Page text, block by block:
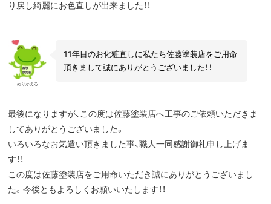
り戻し綺麗にお色直しが出来ました！！
ぬりかえる
11年目のお化粧直しに私たち佐藤塗装店をご用命
頂きまして誠にありがとうございました！！
最後になりますが、この度は佐藤塗装店へ工事のご依頼いただきま
してありがとうございました。
いろいろなお気遣い頂きました事、職人一同感謝御礼申し上げま
す！！
この度は佐藤塗装店をご用命いただき誠にありがとうございまし
た。今後ともよろしくお願いいたします！！